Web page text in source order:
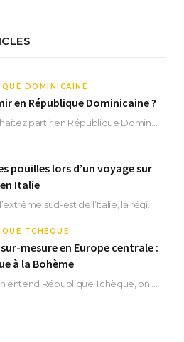
DOMINICAINE
en République Dominicaine ?
pouilles lors d’un voyage sur
Italie
TCHÈQUE
mesure en Europe centrale :
à la Bohème